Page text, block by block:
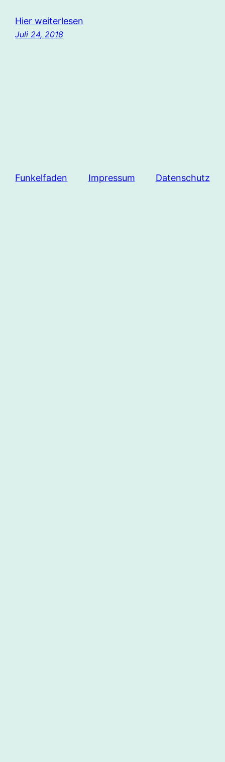
Hier weiterlesen
Juli 24, 2018
Funkelfaden Impressum Datenschutz